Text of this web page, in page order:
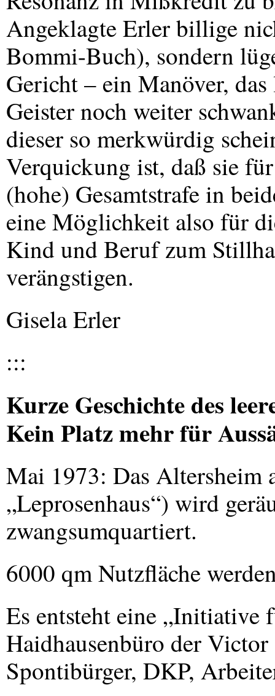
Angeklagte Erler billige
Bommi-Buch), sondern
Gericht – ein Manöver,
Geister noch weiter
dieser so merkwürdig
Verquickung ist, daß sie
(hohe) Gesamtstrafe in
eine Möglichkeit also für
Kind und Beruf zum
verängstigen.
Gisela Erler
:::
Kurze Geschichte des
Kein Platz mehr für
Mai 1973: Das Altersheim
„Leprosenhaus“) wird
zwangsumquartiert.
6000 qm Nutzfläche
Es entsteht eine „Initiative
Haidhausenbüro der
Spontibürger, DKP,